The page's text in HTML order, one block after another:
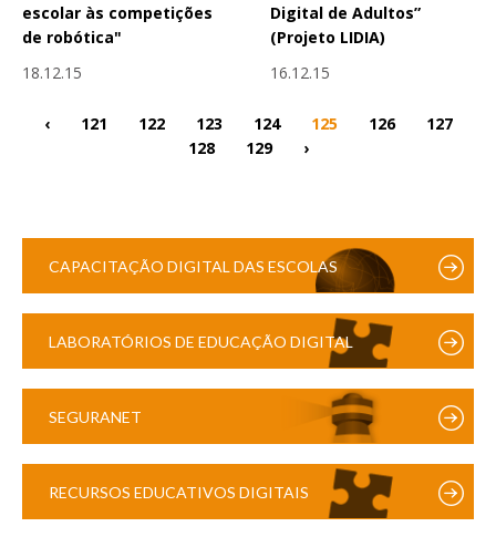
escolar às competições
de robótica"
18.12.15
Digital de Adultos”
(Projeto LIDIA)
16.12.15
‹ 121 122 123 124 125 126
127
128
129 ›
CAPACITAÇÃO DIGITAL DAS ESCOLAS
LABORATÓRIOS DE EDUCAÇÃO DIGITAL
SEGURANET
RECURSOS EDUCATIVOS DIGITAIS